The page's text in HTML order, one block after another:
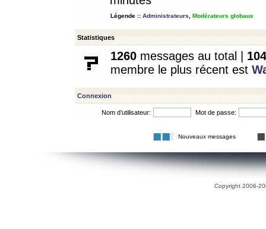
Légende :: Administrateurs Modérateurs globaux
Statistiques
1260 messages au total | 104
membre le plus récent est
Connexion
Nom d’utilisateur: Mot de passe:
Nouveaux messages
Copyright 2006-